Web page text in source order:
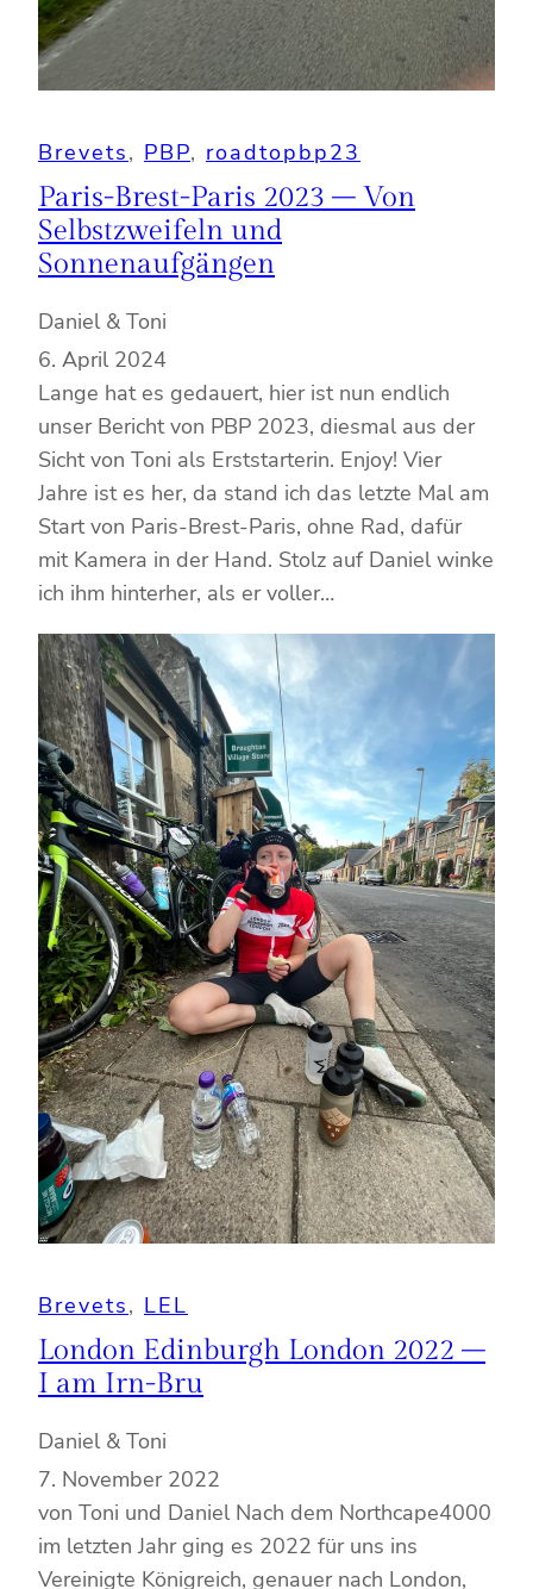
Brevets, PBP, roadtopbp23
Paris-Brest-Paris 2023 – Von
Selbstzweifeln und
Sonnenaufgängen
Daniel & Toni
6. April 2024
Lange hat es gedauert, hier ist nun endlich
unser Bericht von PBP 2023, diesmal aus der
Sicht von Toni als Erststarterin. Enjoy! Vier
Jahre ist es her, da stand ich das letzte Mal am
Start von Paris-Brest-Paris, ohne Rad, dafür
mit Kamera in der Hand. Stolz auf Daniel winke
ich ihm hinterher, als er voller…
Brevets, LEL
London Edinburgh London 2022 –
I am Irn-Bru
Daniel & Toni
7. November 2022
von Toni und Daniel Nach dem Northcape4000
im letzten Jahr ging es 2022 für uns ins
Vereinigte Königreich, genauer nach London,